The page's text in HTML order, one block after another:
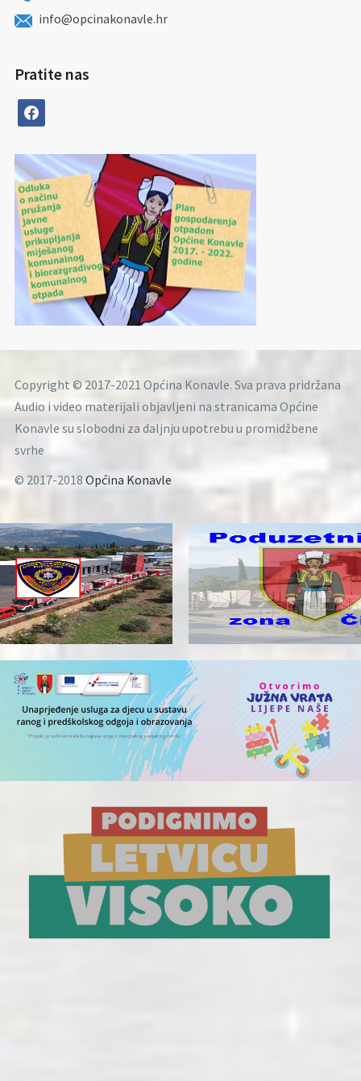
info@opcinakonavle.hr
Pratite nas
facebook
Copyright © 2017-2021 Općina Konavle. Sva prava pridržana
Audio i video materijali objavljeni na stranicama Općine
Konavle su slobodni za daljnju upotrebu u promidžbene
svrhe
© 2017-2018 Općina Konavle